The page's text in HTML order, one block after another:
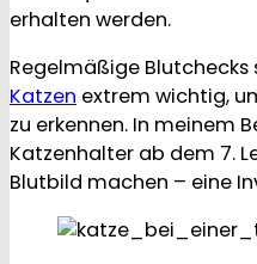
erhalten werden.
Regelmäßige Blutchecks
Katzen extrem wichtig,
zu erkennen. In meinem
Katzenhalter ab dem 7.
Blutbild machen – eine